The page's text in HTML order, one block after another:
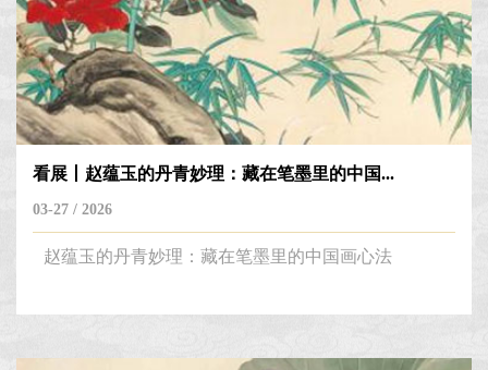
看展丨赵蕴玉的丹青妙理：藏在笔墨里的中国...
03-27 / 2026
赵蕴玉的丹青妙理：藏在笔墨里的中国画心法